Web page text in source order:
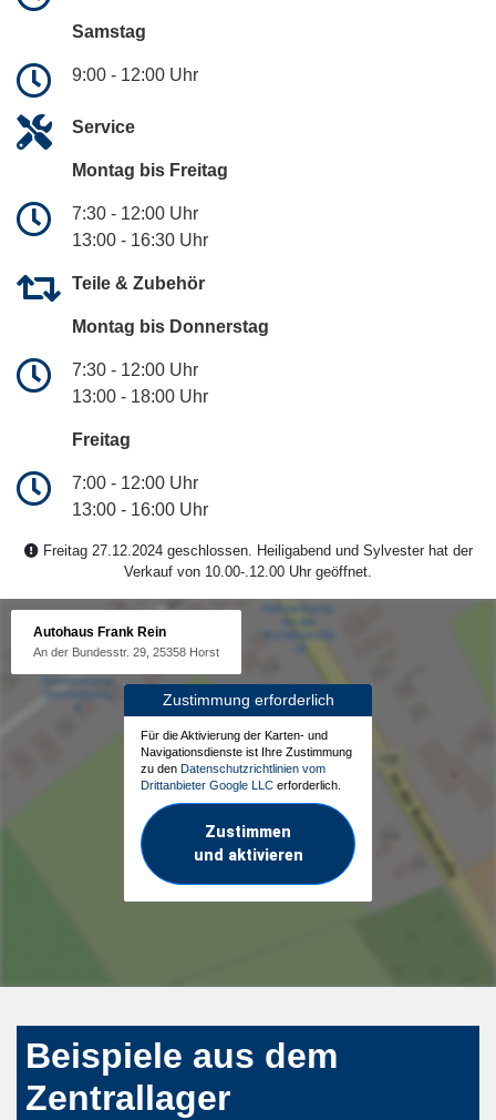
Samstag
9:00 - 12:00 Uhr
Service
Montag bis Freitag
7:30 - 12:00 Uhr
13:00 - 16:30 Uhr
Teile & Zubehör
Montag bis Donnerstag
7:30 - 12:00 Uhr
13:00 - 18:00 Uhr
Freitag
7:00 - 12:00 Uhr
13:00 - 16:00 Uhr
Freitag 27.12.2024 geschlossen. Heiligabend und Sylvester hat der
Verkauf von 10.00-.12.00 Uhr geöffnet.
Autohaus Frank Rein
An der Bundesstr. 29, 25358 Horst
Zustimmung erforderlich
Für die Aktivierung der Karten- und
Navigationsdienste ist Ihre Zustimmung
zu den Datenschutzrichtlinien vom
Drittanbieter Google LLC erforderlich.
Zustimmen
und aktivieren
Beispiele aus dem
Zentrallager